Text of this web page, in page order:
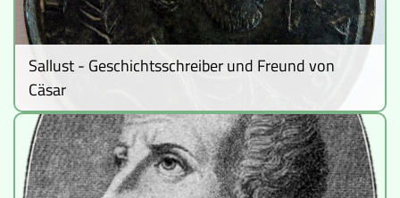
Sallust - Geschichtsschreiber und Freund von
Cäsar